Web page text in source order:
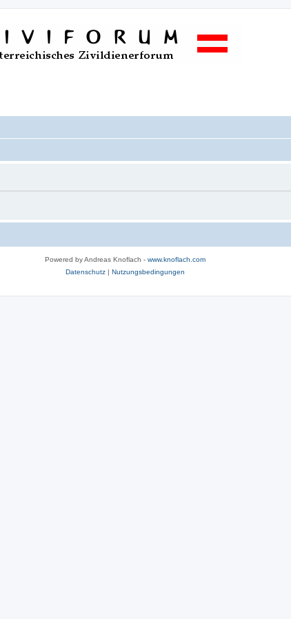
Powered by Andreas Knoflach - www.knoflach.com
Datenschutz| Nutzungsbedingungen